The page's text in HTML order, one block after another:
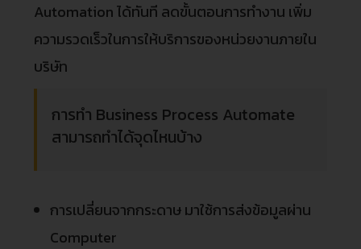
Automation ได้ทันที ลดขั้นตอนการทำงาน เพิ่ม
ความรวดเร็วในการให้บริการของหน่วยงานภายใน
บริษัท
การทำ Business Process Automate
สามารถทำได้จุดไหนบ้าง
การเปลี่ยนจากกระดาษ มาใช้การส่งข้อมูลผ่าน
Computer